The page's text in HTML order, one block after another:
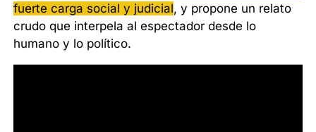
fuerte carga social y judicial, y propone un relato
crudo que interpela al espectador desde lo
humano y lo político.